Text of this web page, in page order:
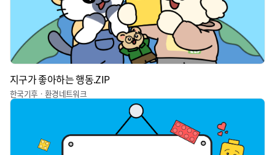
지구가 좋아하는 행동.ZIP
한국기후ㆍ환경네트워크